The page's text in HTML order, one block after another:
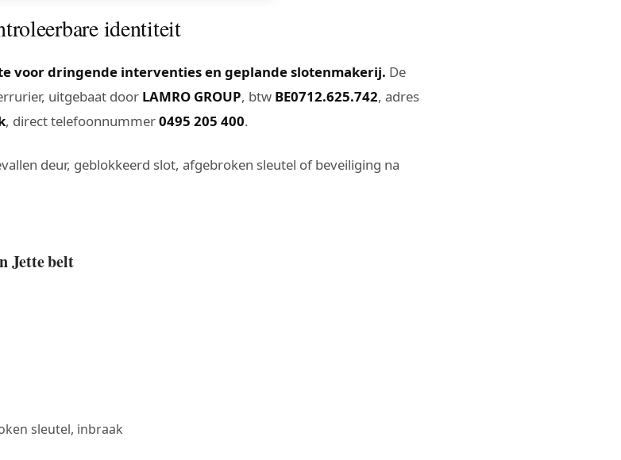
identiteit
voor dringende interventies en geplande slotenmakerij. De
uitgebaat door LAMRO GROUP, btw BE0712.625.742, adres
, direct telefoonnummer0495 205 400.
deur, geblokkeerd slot, afgebroken sleutel of beveiliging na
Jette belt
sleutel, inbraak